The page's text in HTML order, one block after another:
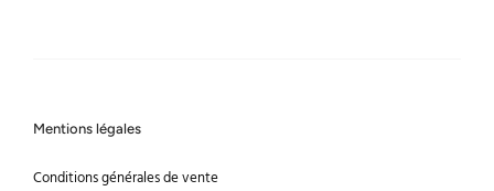
Mentions légales
Conditions générales de vente